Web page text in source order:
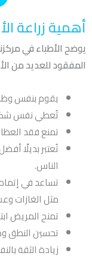
أهمية زراعة
يوضح الأطباء في
المفقود للعديد من
يقوم بنفس
تُعطي نفس شكل
تمنع فقد
تُعتبر بديلًا
الناس.
تساعد في
مثل الغازات
تمنح المريض
تحسين النطق
زيادة الثقة